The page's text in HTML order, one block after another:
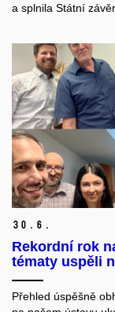
a splnila Státní
30. 6.
Rekordní rok
tématy uspěli
Přehled úspěšně